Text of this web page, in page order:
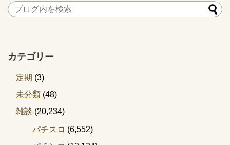
カテゴリー
定期 (3)
未分類 (48)
雑談 (20,234)
パチスロ (6,552)